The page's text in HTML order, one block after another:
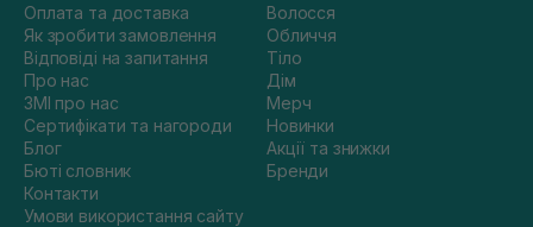
Оплата та доставка
Як зробити замовлення
Відповіді на запитання
Про нас
ЗМІ про нас
Сертифікати та нагороди
Блог
Бюті словник
Контакти
Умови використання сайту
Волосся
Обличчя
Тіло
Дім
Мерч
Новинки
Акції та знижки
Бренди